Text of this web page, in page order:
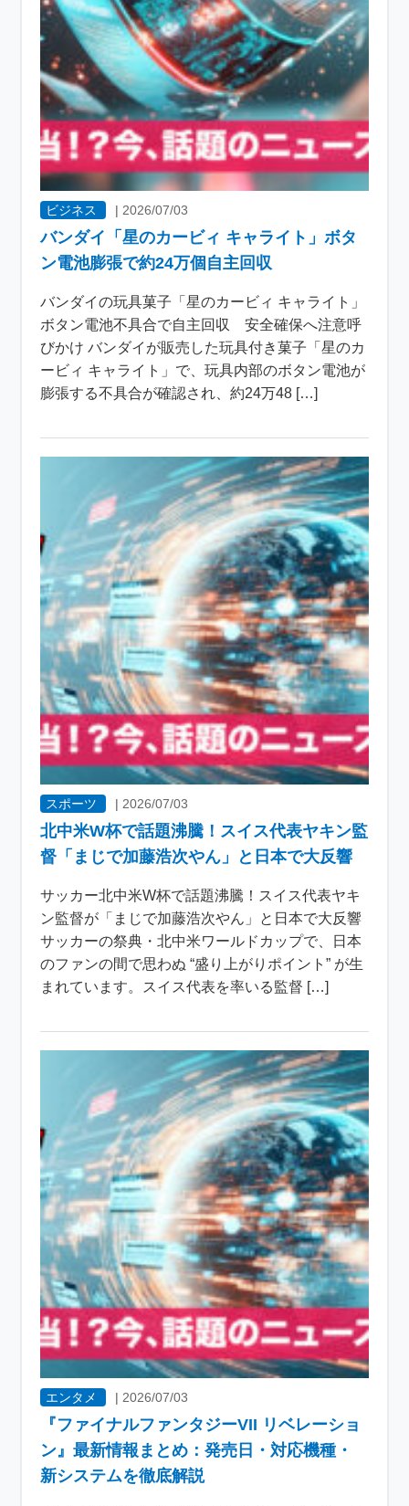
ビジネス | 2026/07/03
バンダイ「星のカービィ キャライト」ボタ
ン電池膨張で約24万個自主回収
バンダイの玩具菓子「星のカービィ キャライト」
ボタン電池不具合で自主回収 安全確保へ注意呼
びかけ バンダイが販売した玩具付き菓子「星のカ
ービィ キャライト」で、玩具内部のボタン電池が
膨張する不具合が確認され、約24万48 […]
スポーツ | 2026/07/03
北中米W杯で話題沸騰！スイス代表ヤキン監
督「まじで加藤浩次やん」と日本で大反響
サッカー北中米W杯で話題沸騰！スイス代表ヤキ
ン監督が「まじで加藤浩次やん」と日本で大反響
サッカーの祭典・北中米ワールドカップで、日本
のファンの間で思わぬ “盛り上がりポイント” が生
まれています。スイス代表を率いる監督 […]
エンタメ |2026/07/03
『ファイナルファンタジーVII リベレーショ
ン』最新情報まとめ：発売日・対応機種・
新システムを徹底解説